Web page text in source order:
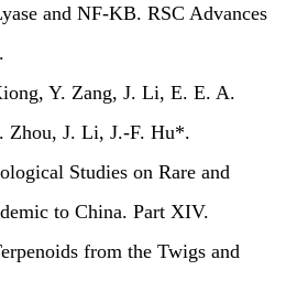
and NF-ΚB. RSC Advances
Y. Zang, J. Li, E. E. A.
Zhou, J. Li, J.-F. Hu*.
Studies on Rare and
to China. Part XIV.
from the Twigs and